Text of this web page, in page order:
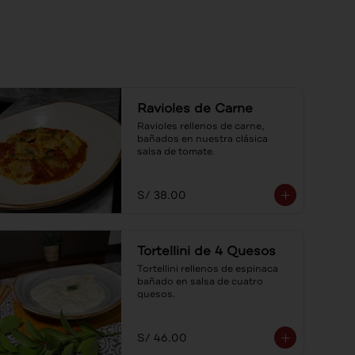
Ravioles de Carne
Ravioles rellenos de carne,
bañados en nuestra clásica
salsa de tomate.
S/ 38.00
Tortellini de 4 Quesos
Tortellini rellenos de espinaca
bañado en salsa de cuatro
quesos.
S/ 46.00